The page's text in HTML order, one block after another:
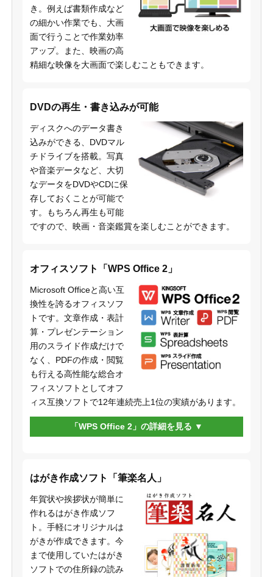
き。例えば書類作成など
の細かい作業でも、大画
面で行うことで作業効率
アップ。また、映画の高
精細な映像を大画面で楽しむこともできます。
DVDの再生・書き込みが可能
ディスクへのデータ書き
込みができる、DVDマル
チドライブを搭載。写真
や音楽データなど、大切
なデータをDVDやCDに保
存しておくことが可能で
す。もちろん再生も可能
ですので、映画・音楽鑑賞を楽しむことができます。
オフィスソフト「WPS Office 2」
Microsoft Officeと高い互
換性を誇るオフィスソフ
トです。文章作成・表計
算・プレゼンテーション
用のスライド作成だけで
なく、PDFの作成・閲覧
も行える高性能な総合オ
フィスソフトとしてオフ
ィス互換ソフトで12年連続売上1位の実績があります。
「WPS Office 2」の詳細を見る
はがき作成ソフト「筆楽名人」
年賀状や挨拶状が簡単に
作れるはがき作成ソフ
ト。手軽にオリジナルは
がきが作成できます。今
まで使用していたはがき
ソフトでの住所録の読み